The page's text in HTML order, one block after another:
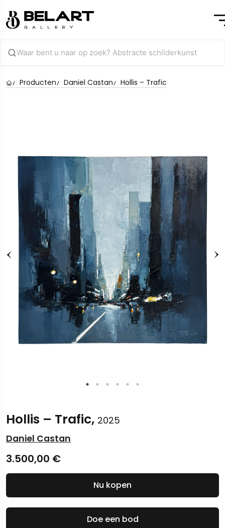
Producten Daniel Castan Hollis – Trafic
Hollis – Trafic, 2025
Daniel Castan
3.500,00 €
Doe een bod
Nu kopen